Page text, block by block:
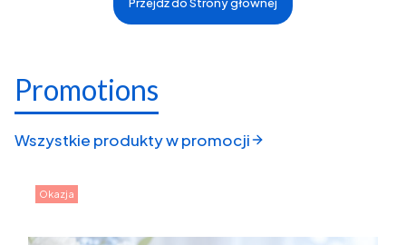
Przejdź do Strony głównej
Promotions
Wszystkie produkty w promocji
Okazja